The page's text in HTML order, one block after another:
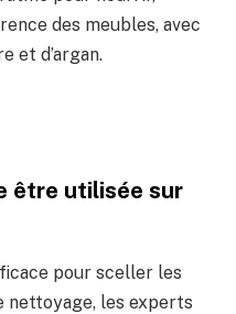
des meubles, avec
et d’argan.
être utilisée sur
pour sceller les
nettoyage, les experts